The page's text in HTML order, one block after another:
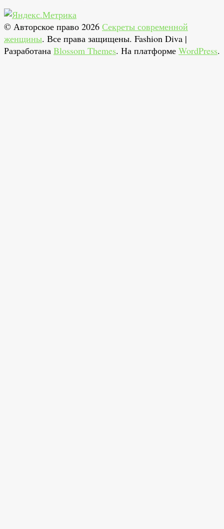
© Авторское право 2026 Секреты современной
женщины. Все права защищены. Fashion Diva |
Разработана Blossom Themes. На платформе WordPress.